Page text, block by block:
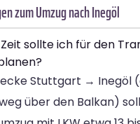
zum Umzug nach Inegöl
sollte ich für den
Stuttgart → Inegöl
über den Balkan)